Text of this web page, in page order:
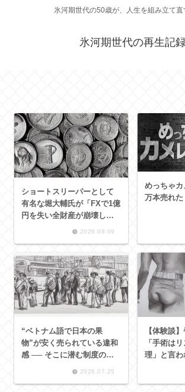
氷河期世代の50歳が、人生を組み立て直
氷河期世代の再生記
ショートスリーパーとして
有名な堀大輔氏が「FXで1億
円を失い全財産が崩壊し
た」という動画が話題を呼
2026.08.09
めっちゃ
万本売れた
“ベトナム語で日本の果
物”が安く売られている違和
感 ── そこに潜む制度の歪
2026.07.25
【体験談
「手術は
理」と言